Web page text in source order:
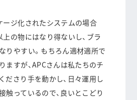
ージ化されたシステムの場合
上の物にはなり得ないし、ブラ
りやすい。もちろん適材適所で
ますが、APCさんは私たちのチ
ださり手を動かし、日々運用し
触っているので、 良いとこどり